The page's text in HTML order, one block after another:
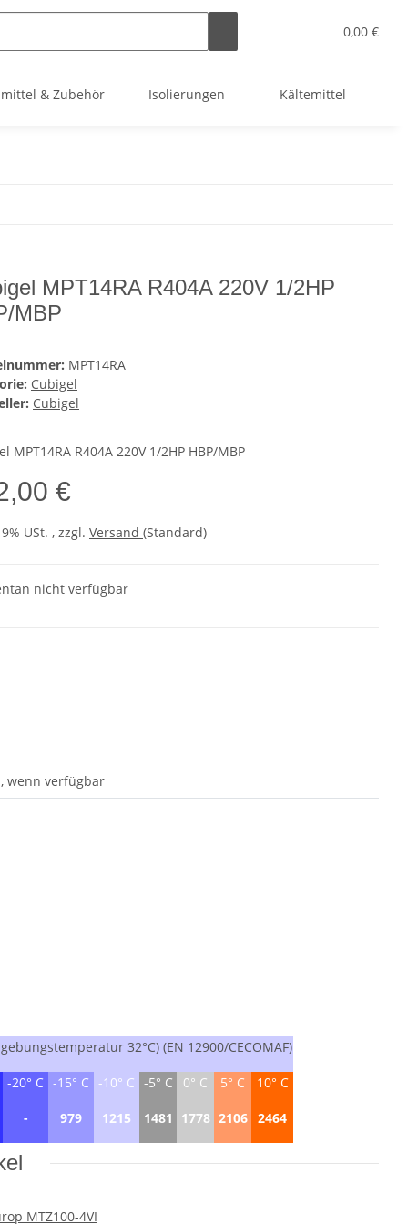
0,00 €
& Zubehör Isolierungen Kältemittel
MPT14RA R404A 220V 1/2HP
MBP
MPT14RA
Cubigel
Cubigel
MPT14RA R404A 220V 1/2HP HBP/MBP
€
USt. , zzgl. Versand (Standard)
nicht verfügbar
wenn verfügbar
32°C) (EN 12900/CECOMAF)
-20° C -15° C -10° C -5° C 0° C 5° C 10° C
- 979 1215 1481 1778 2106 2464